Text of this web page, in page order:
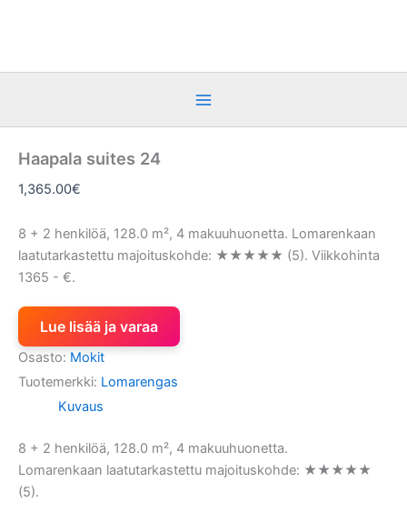
Haapala suites 24
1,365.00€
8 + 2 henkilöä, 128.0 m², 4 makuuhuonetta. Lomarenkaan
laatutarkastettu majoituskohde: ★★★★★ (5). Viikkohinta
1365 - €.
Lue lisää ja varaa
Osasto: Mokit
Tuotemerkki: Lomarengas
Kuvaus
8 + 2 henkilöä, 128.0 m², 4 makuuhuonetta.
Lomarenkaan laatutarkastettu majoituskohde: ★★★★★
(5).